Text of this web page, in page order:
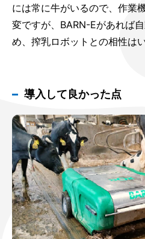
には常に牛がいるので、作業
変ですが、BARN-Eがあれば
め、搾乳ロボットとの相性は
導入して良かった点